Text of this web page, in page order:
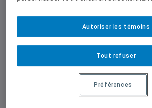
Articles scientifiques
Laperrière, Marie-Neige, «
outils réflexifs pour une
la face cachée du droit de
», (2013) 1:1 Les Chantiers
recherche en droit,
savante et pratique
Tout refuser
Autoriser les témoins
Préférences